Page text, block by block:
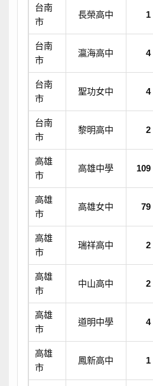
台南
市
長榮高中 1
台南
市
瀛海高中 4
台南
市
聖功女中 4
台南
市
黎明高中 2
高雄
市
高雄中學 109
高雄
市
高雄女中 79
高雄
市
瑞祥高中 2
高雄
市
中山高中 2
高雄
市
道明中學 4
高雄
市
鳳新高中 1